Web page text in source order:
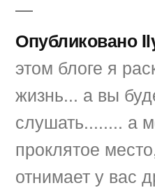
Опубликовано
этом блоге я
жизнь... а вы
слушать........ а
проклятое
отнимает у вас